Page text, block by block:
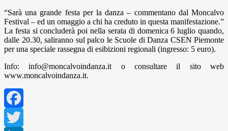
“Sarà una grande festa per la danza – commentano dal Moncalvo
Festival – ed un omaggio a chi ha creduto in questa manifestazione.”
La festa si concluderà poi nella serata di domenica 6 luglio quando,
dalle 20.30, saliranno sul palco le Scuole di Danza CSEN Piemonte
per una speciale rassegna di esibizioni regionali (ingresso: 5 euro).
Info: info@moncalvoindanza.it o consultare il sito web
www.moncalvoindanza.it.
Facebook